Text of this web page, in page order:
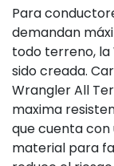
Para
demandan
todo terreno, la
sido creada.
Wrangler All
maxima
que cuenta con
material para